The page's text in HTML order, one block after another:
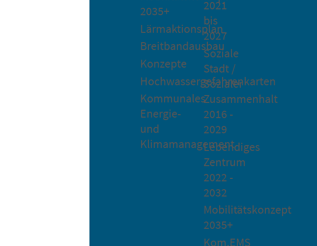
2035+
Lärmaktionsplan
Breitbandausbau
Konzepte
Hochwassergefahrenkarten
Kommunales
Energie-
und
Klimamanagement
2021
bis
2027
Soziale
Stadt /
Sozialer
Zusammenhalt
2016 -
2029
Lebendiges
Zentrum
2022 -
2032
Mobilitätskonzept
2035+
Kom.EMS